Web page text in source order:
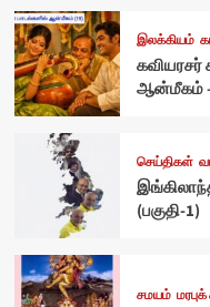
இலக்கியம்
ஆன்மீகம்
செய்திகள்
(பகுதி-1)
சமயம்